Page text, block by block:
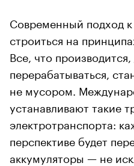
Современный подход
строиться на
Все, что
перерабатываться,
не мусором.
устанавливают такие
электротранспорта:
перспективе будет
аккумуляторы — не